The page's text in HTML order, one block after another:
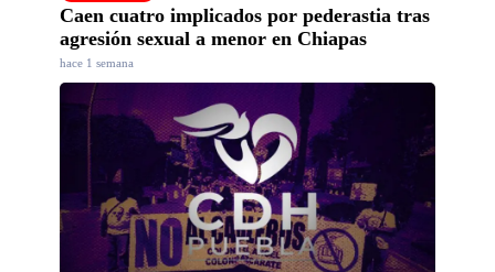
Caen cuatro implicados por pederastia tras
agresión sexual a menor en Chiapas
hace 1 semana